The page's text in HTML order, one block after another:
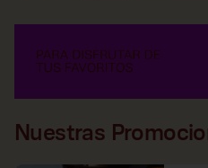
Nuestras